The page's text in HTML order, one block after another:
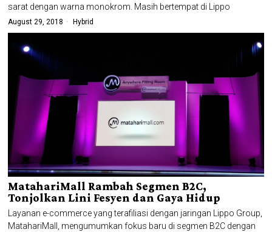
sarat dengan warna monokrom. Masih bertempat di Lippo
August 29, 2018 Hybrid
MatahariMall Rambah Segmen B2C,
Tonjolkan Lini Fesyen dan Gaya Hidup
Layanan e-commerce yang terafiliasi dengan jaringan Lippo Group,
MatahariMall, mengumumkan fokus baru di segmen B2C dengan